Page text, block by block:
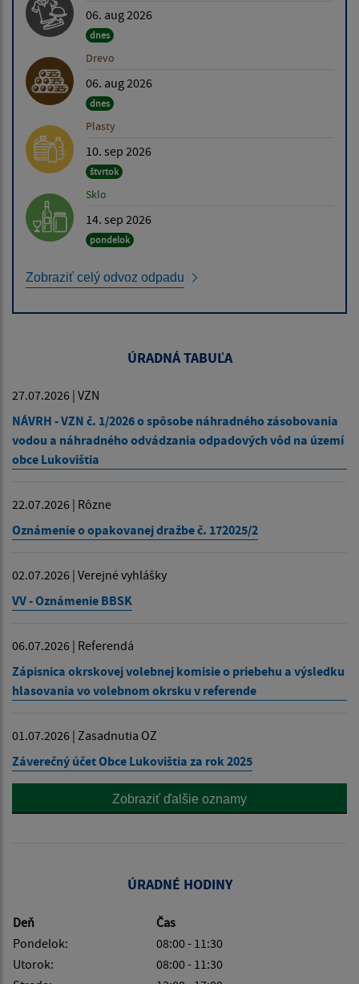
06. aug 2026
dnes
Drevo
06. aug 2026
dnes
Plasty
10. sep 2026
štvrtok
Sklo
14. sep 2026
pondelok
Zobraziť celý odvoz odpadu
ÚRADNÁ TABUĽA
27.07.2026 | VZN
NÁVRH - VZN č. 1/2026 o spôsobe náhradného zásobovania
vodou a náhradného odvádzania odpadových vôd na území
obce Lukovištia
22.07.2026 | Rôzne
Oznámenie o opakovanej dražbe č. 172025/2
02.07.2026 | Verejné vyhlášky
VV - Oznámenie BBSK
06.07.2026 | Referendá
Zápisnica okrskovej volebnej komisie o priebehu a výsledku
hlasovania vo volebnom okrsku v referende
01.07.2026 | Zasadnutia OZ
Záverečný účet Obce Lukovištia za rok 2025
Zobraziť ďalšie oznamy
ÚRADNÉ HODINY
Deň
Čas
Pondelok:
08:00 - 11:30
Utorok:
08:00 - 11:30